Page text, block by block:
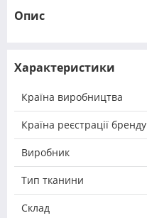
Опис
Характеристики
Країна виробництва
Країна реєстрації бренду
Виробник
Тип тканини
Склад